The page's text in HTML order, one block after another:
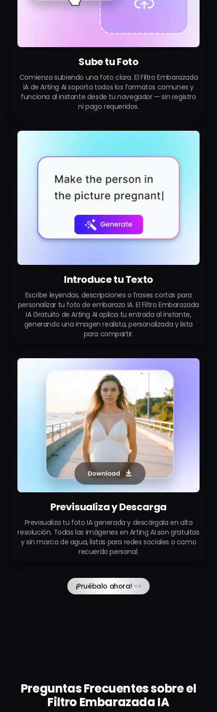
Sube tu Foto
Comienza subiendo una foto clara. El Filtro Embarazada
IA de Arting AI soporta todos los formatos comunes y
funciona al instante desde tu navegador — sin registro
ni pago requeridos.
Introduce tu Texto
Escribe leyendas, descripciones o frases cortas para
personalizar tu foto de embarazo IA. El Filtro Embarazada
IA Gratuito de Arting AI aplica tu entrada al instante,
generando una imagen realista, personalizada y lista
para compartir.
Previsualiza y Descarga
Previsualiza tu foto IA generada y descárgala en alta
resolución. Todas las imágenes en Arting AI son gratuitas
y sin marca de agua, listas para redes sociales o como
recuerdo personal.
¡Pruébalo ahora! ->
Preguntas Frecuentes sobre el
Filtro Embarazada IA